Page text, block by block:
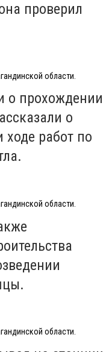
проверил
области.
о прохождении
о
работ по
области.
области.